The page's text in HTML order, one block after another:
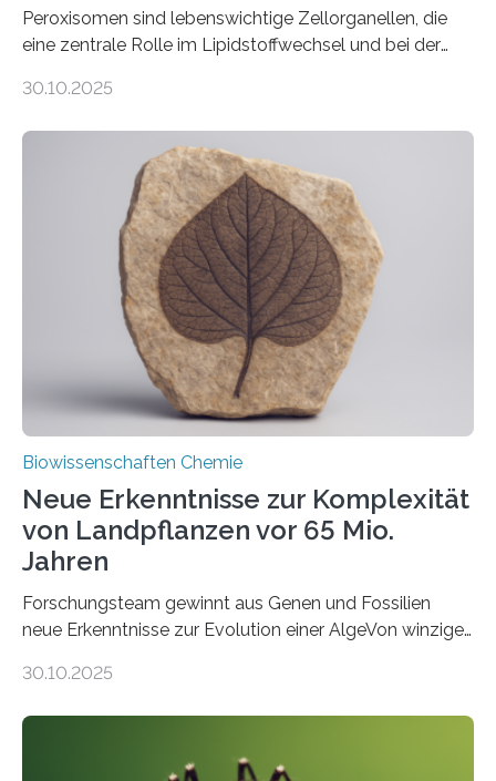
Peroxisomen sind lebenswichtige Zellorganellen, die
eine zentrale Rolle im Lipidstoffwechsel und bei der
erfüllen können, müssen zahlreiche Enzyme präzise in
der Ruhr-Universität Bochum um Prof. Dr. Ralf Erdmann
und Dr. Ismaila Francis Yusuf hat nun einen bislang
unbekannten Qualitätskontrollmechanismus des
peroxisomalen Proteintransports in der Bäckerhefe
Saccharomyces cerevisiae entdeckt, der für die
Funktionsfähigkeit der Organellen entscheidend ist. Die
Studie wurde am 28. Oktober 2025 in der
Fachzeitschrift…
30.10.2025
Biowissenschaften Chemie
Neue Erkenntnisse zur Komplexität
von Landpflanzen vor 65 Mio.
Jahren
Forschungsteam gewinnt aus Genen und Fossilien
neue Erkenntnisse zur Evolution einer AlgeVon winzigen
Landpflanzen zählen zu den komplexesten
Grünalgen, die vor Hunderten von Millionen Jahren
30.10.2025